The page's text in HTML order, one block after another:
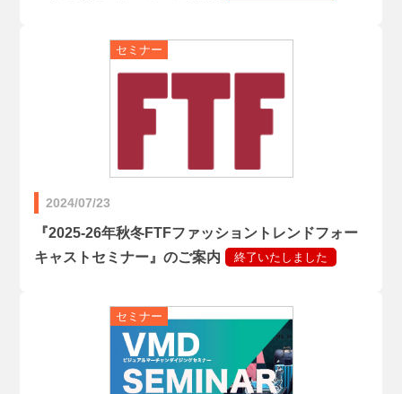
2024/07/23
『2025-26年秋冬FTFファッショントレンドフォー
キャストセミナー』のご案内